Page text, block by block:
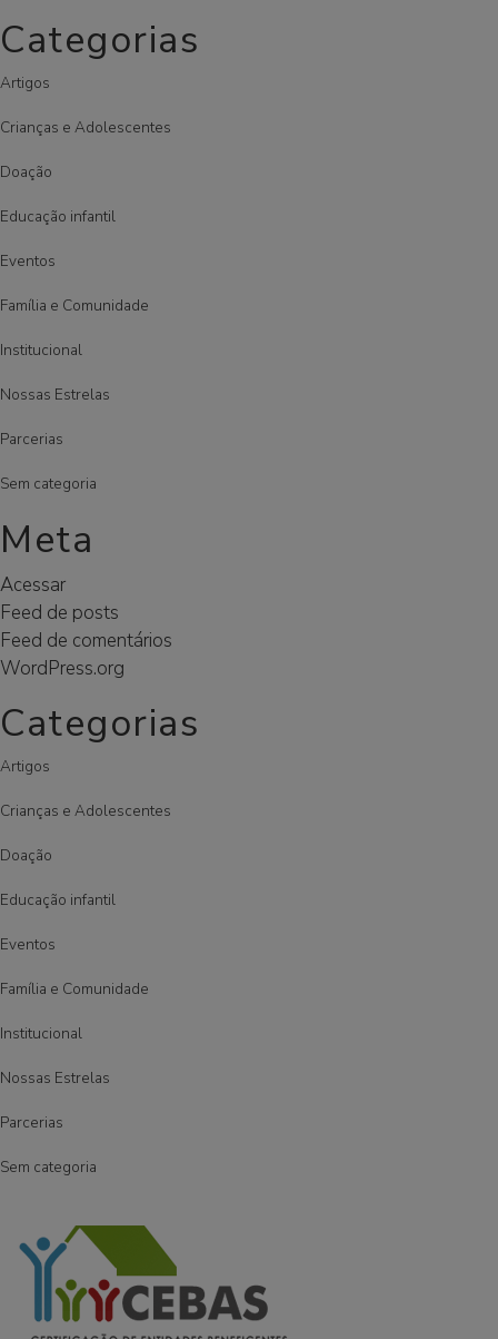
Categorias
Artigos
Crianças e Adolescentes
Doação
Educação infantil
Eventos
Família e Comunidade
Institucional
Nossas Estrelas
Parcerias
Sem categoria
Meta
Acessar
Feed de posts
Feed de comentários
WordPress.org
Categorias
Artigos
Crianças e Adolescentes
Doação
Educação infantil
Eventos
Família e Comunidade
Institucional
Nossas Estrelas
Parcerias
Sem categoria